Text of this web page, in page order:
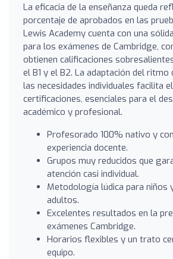
La eficacia de la enseñanza queda
porcentaje de aprobados en las
Lewis Academy cuenta con una
para los exámenes de Cambridge,
obtienen calificaciones
el B1 y el B2. La adaptación del ritmo
las necesidades individuales facilita
certificaciones, esenciales para el
académico y profesional.
Profesorado 100% nativo y
experiencia docente.
Grupos muy reducidos que
atención casi individual.
Metodología lúdica para niños
adultos.
Excelentes resultados en la
exámenes Cambridge.
Horarios flexibles y un trato
equipo.